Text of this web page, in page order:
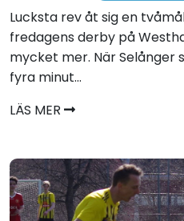
Lucksta rev åt sig en
fredagens derby på
mycket mer. När Selånger
fyra minut...
LÄS MER